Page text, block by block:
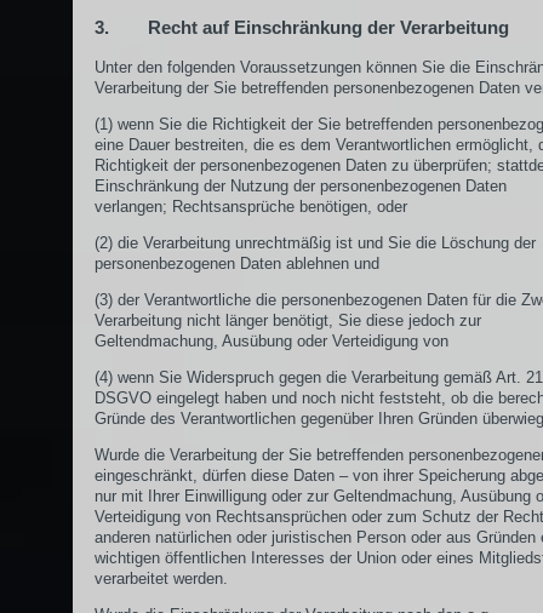
3. Recht auf Einschränkung der Verarbeitung
Unter den folgenden Voraussetzungen können Sie die
Verarbeitung der Sie betreffenden personenbezogenen Daten
(1) wenn Sie die Richtigkeit der Sie betreffenden
eine Dauer bestreiten, die es dem Verantwortlichen ermöglicht,
Richtigkeit der personenbezogenen Daten zu überprüfen;
Einschränkung der Nutzung der personenbezogenen Daten
verlangen; Rechtsansprüche benötigen, oder
(2) die Verarbeitung unrechtmäßig ist und Sie die Löschung der
personenbezogenen Daten ablehnen und
(3) der Verantwortliche die personenbezogenen Daten für die
Verarbeitung nicht länger benötigt, Sie diese jedoch zur
Geltendmachung, Ausübung oder Verteidigung von
(4) wenn Sie Widerspruch gegen die Verarbeitung gemäß Art.
DSGVO eingelegt haben und noch nicht feststeht, ob die
Gründe des Verantwortlichen gegenüber Ihren Gründen
Wurde die Verarbeitung der Sie betreffenden
eingeschränkt, dürfen diese Daten – von ihrer Speicherung
nur mit Ihrer Einwilligung oder zur Geltendmachung, Ausübung
Verteidigung von Rechtsansprüchen oder zum Schutz der
anderen natürlichen oder juristischen Person oder aus Gründen
wichtigen öffentlichen Interesses der Union oder eines
verarbeitet werden.